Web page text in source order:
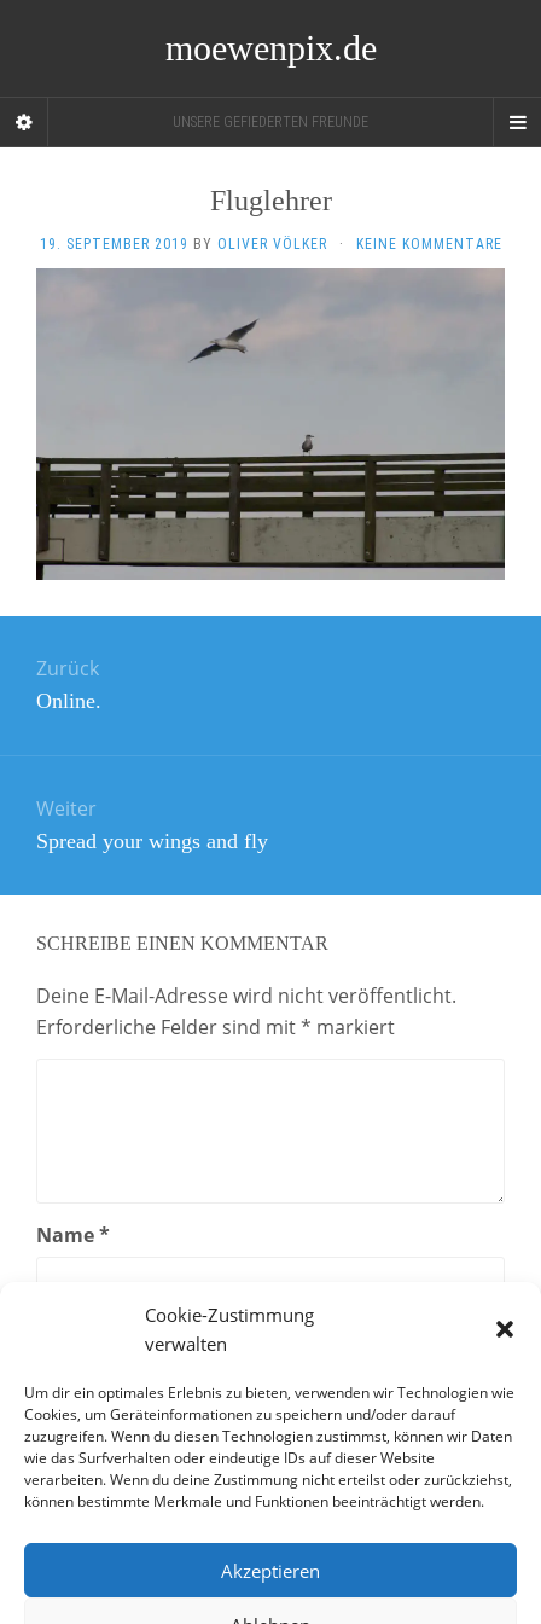
Cookie-Zustimmung
verwalten
Um dir ein optimales Erlebnis zu bieten, verwenden wir Technologien wie
Cookies, um Geräteinformationen zu speichern und/oder darauf
zuzugreifen. Wenn du diesen Technologien zustimmst, können wir Daten
wie das Surfverhalten oder eindeutige IDs auf dieser Website
verarbeiten. Wenn du deine Zustimmung nicht erteilst oder zurückziehst,
können bestimmte Merkmale und Funktionen beeinträchtigt werden.
Akzeptieren
moewenpix.de
UNSERE GEFIEDERTEN FREUNDE
Fluglehrer
19. SEPTEMBER 2019 BY OLIVER VÖLKER · KEINE KOMMENTARE
Zurück
Vorheriger
Online.
Weiter
Nächster
Spread your wings and fly
SCHREIBE EINEN KOMMENTAR
Deine E-Mail-Adresse wird nicht veröffentlicht.
Erforderliche Felder sind mit* markiert
Name*
E-Mail-Adresse*
Website